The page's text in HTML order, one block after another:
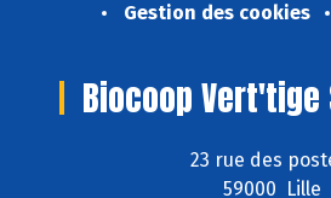
Gestion des cookies
Biocoop
23 rue des
59000 Lille